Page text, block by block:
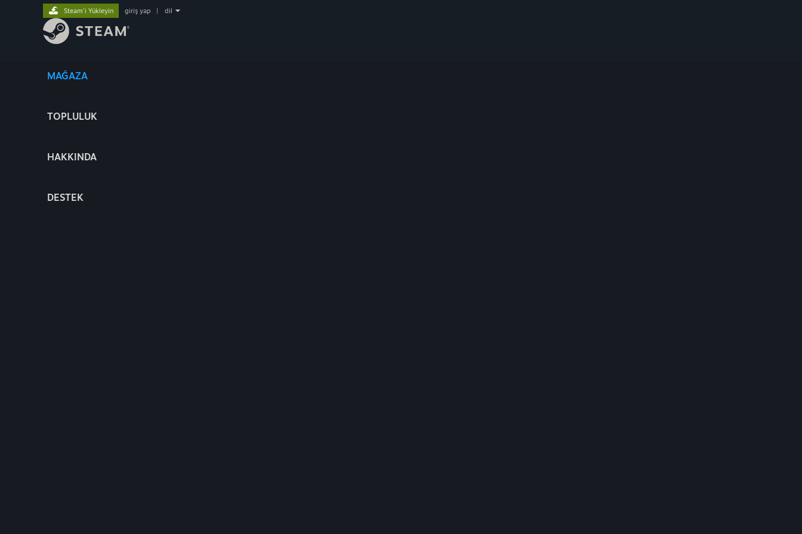
MAĞAZA
TOPLULUK
HAKKINDA
DESTEK
Steam'i Yükleyin giriş yap dil